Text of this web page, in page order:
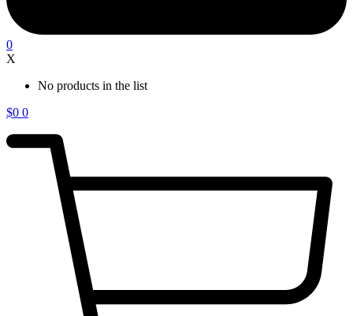
0
X
No products in the list
$0 0